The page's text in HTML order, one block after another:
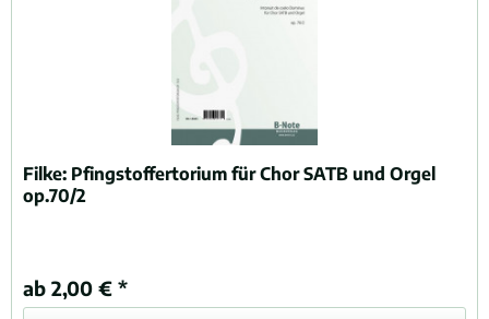
Filke: Pfingstoffertorium für Chor SATB und Orgel
op.70/2
ab 2,00 € *